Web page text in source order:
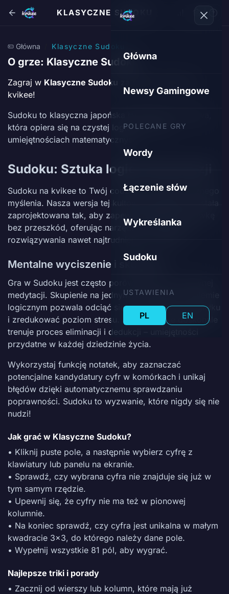
Główna
Newsy Gamingowe
POLECANE GRY
Wordy
Łączenie słów
Wykreślanka
Sudoku
USTAWIENIA
PL EN
KLASYCZNE SUDOKU
Główna Klasyczne Sudoku
O grze: Klasyczne Sudoku
Zagraj w Klasyczne Sudoku
kvikee!
Sudoku to klasyczna japońska łamigłówka liczbowa,
która opiera się na czystej logice, a nie na
umiejętnościach matematycznych.
Sudoku: Sztuka logicznej precyzji
Sudoku na kvikee to Twój codzienny rytuał logicznego
myślenia. Nasza wersja tej kultowej łamigłówki została
zaprojektowana tak, aby zapewnić płynną rozgrywkę
bez przeszkód, oferując narzędzia niezbędne do
rozwiązywania nawet najtrudniejszych siatek.
Mentalne wyciszenie i skupienie
Gra w Sudoku jest często porównywana do aktywnej
medytacji. Skupienie na jednym konkretnym problemie
logicznym pozwala odciąć się od codziennego zgiełku
i zredukować poziom stresu. Jednocześnie doskonale
trenuje proces eliminacji i dedukcji – umiejętności
przydatne w każdej dziedzinie życia.
Wykorzystaj funkcję notatek, aby zaznaczać
potencjalne kandydatury cyfr w komórkach i unikaj
błędów dzięki automatycznemu sprawdzaniu
poprawności. Sudoku to wyzwanie, które nigdy się nie
nudzi!
Jak grać w Klasyczne Sudoku?
• Kliknij puste pole, a następnie wybierz cyfrę z
klawiatury lub panelu na ekranie.
• Sprawdź, czy wybrana cyfra nie znajduje się już w
tym samym rzędzie.
• Upewnij się, że cyfry nie ma też w pionowej
kolumnie.
• Na koniec sprawdź, czy cyfra jest unikalna w małym
kwadracie 3x3, do którego należy dane pole.
• Wypełnij wszystkie 81 pól, aby wygrać.
Najlepsze triki i porady
• Zacznij od wierszy lub kolumn, które mają już